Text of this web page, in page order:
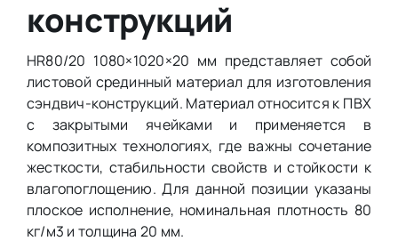
конструкций
HR80/20 1080×1020×20 мм представляет собой
листовой срединный материал для изготовления
сэндвич-конструкций. Материал относится к ПВХ
с закрытыми ячейками и применяется в
композитных технологиях, где важны сочетание
жесткости, стабильности свойств и стойкости к
влагопоглощению. Для данной позиции указаны
плоское исполнение, номинальная плотность 80
кг/м3 и толщина 20 мм.